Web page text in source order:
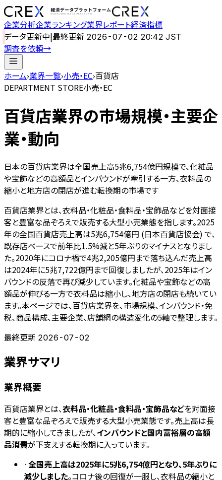
企業分析企業ランキング業界レポート経済指標
データ更新中|最終更新 2026-07-02 20:42 JST
調査を依頼→
ホーム›業界一覧›小売・EC›百貨店
DEPARTMENT STORE小売・EC
百貨店業界の市場規模・主要企
業・動向
日本の百貨店業界は全国売上高5兆6,754億円規模で、化粧品
や宝飾などの高額品とインバウンドが牽引する一方、衣料品の
縮小と地方店の閉店が進む転換期の市場です
百貨店業界とは、衣料品・化粧品・食料品・宝飾品などを対面接
客と豊富な品ぞろえで販売する大型小売業態を指します。2025
年の全国百貨店売上高は5兆6,754億円 (日本百貨店協会) で、
既存店ベースで前年比1.5%減と5年ぶりのマイナスとなりまし
た。2020年にコロナ禍で4兆2,205億円まで落ち込んだ売上高
は2024年に5兆7,722億円まで回復しましたが、2025年はイン
バウンドの反落で再び減少しています。化粧品や宝飾などの高
額品が伸びる一方で衣料品は縮小し、地方店の閉店も続いてい
ます。本ページでは、百貨店業界を、市場規模、インバウンド・免
税、商品構成、主要企業、店舗網の構造変化の5軸で整理します。
最終更新 2026-07-02
業界サマリ
業界概要
百貨店業界とは、衣料品・化粧品・食料品・宝飾品などを対面接
客と豊富な品ぞろえで販売する大型小売業態です。売上高は長
期的に縮小してきましたが、インバウンドと国内富裕層の高額
品消費が下支えする転換期に入っています。
·全国売上高は2025年に5兆6,754億円となり、5年ぶりに
減少しました。コロナ後の回復が一服し、衣料品の縮小と